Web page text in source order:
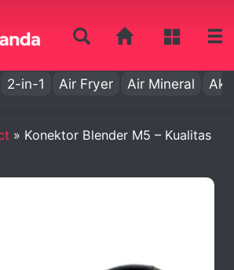
2-in-1 Air Fryer Air Mineral Aki
» Konektor Blender M5 – Kualitas